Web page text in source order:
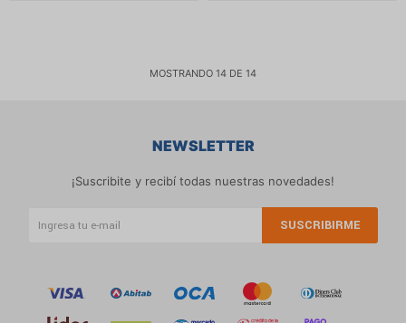
MOSTRANDO 14 DE 14
NEWSLETTER
¡Suscribite y recibí todas nuestras novedades!
SUSCRIBIRME